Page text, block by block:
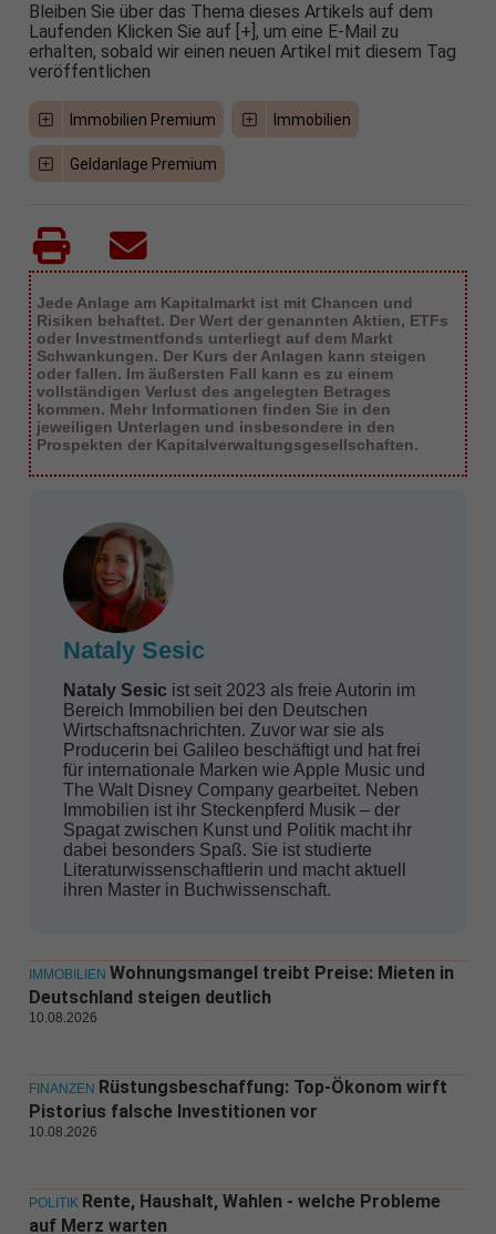
Bleiben Sie über das Thema dieses Artikels auf dem
Laufenden Klicken Sie auf [+], um eine E-Mail zu
erhalten, sobald wir einen neuen Artikel mit diesem Tag
veröffentlichen
Immobilien Premium Immobilien
Geldanlage Premium
Jede Anlage am Kapitalmarkt ist mit Chancen und
Risiken behaftet. Der Wert der genannten Aktien, ETFs
oder Investmentfonds unterliegt auf dem Markt
Schwankungen. Der Kurs der Anlagen kann steigen
oder fallen. Im äußersten Fall kann es zu einem
vollständigen Verlust des angelegten Betrages
kommen. Mehr Informationen finden Sie in den
jeweiligen Unterlagen und insbesondere in den
Prospekten der Kapitalverwaltungsgesellschaften.
Nataly Sesic
Nataly Sesicist seit 2023 als freie Autorin im
Bereich Immobilien bei den Deutschen
Wirtschaftsnachrichten. Zuvor war sie als
Producerin bei Galileo beschäftigt und hat frei
für internationale Marken wie Apple Music und
The Walt Disney Company gearbeitet. Neben
Immobilien ist ihr Steckenpferd Musik – der
Spagat zwischen Kunst und Politik macht ihr
dabei besonders Spaß. Sie ist studierte
Literaturwissenschaftlerin und macht aktuell
ihren Master in Buchwissenschaft.
IMMOBILIEN Wohnungsmangel treibt Preise: Mieten in
Deutschland steigen deutlich
10.08.2026
FINANZEN Rüstungsbeschaffung: Top-Ökonom wirft
Pistorius falsche Investitionen vor
10.08.2026
POLITIK Rente, Haushalt, Wahlen - welche Probleme
auf Merz warten